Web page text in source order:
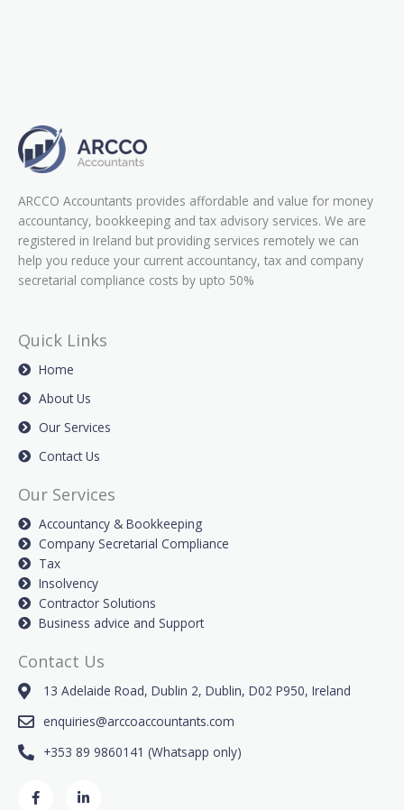
ARCCO Accountants provides affordable and value for money
accountancy, bookkeeping and tax advisory services. We are
registered in Ireland but providing services remotely we can
help you reduce your current accountancy, tax and company
secretarial compliance costs by upto 50%
Quick Links
Home
About Us
Our Services
Contact Us
Our Services
Accountancy & Bookkeeping
Company Secretarial Compliance
Tax
Insolvency
Contractor Solutions
Business advice and Support
Contact Us
13 Adelaide Road, Dublin 2, Dublin, D02 P950, Ireland
enquiries@arccoaccountants.com
+353 89 9860141 (Whatsapp only)
a i